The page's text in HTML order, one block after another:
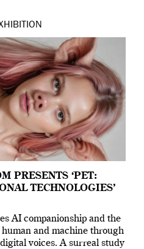
PRESENTS ‘PET:
TECHNOLOGIES’
AI companionship and the
and machine through
voices. A surreal study